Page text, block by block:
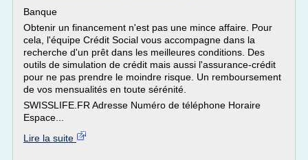
Banque
Obtenir un financement n'est pas une mince affaire. Pour
cela, l'équipe Crédit Social vous accompagne dans la
recherche d'un prêt dans les meilleures conditions. Des
outils de simulation de crédit mais aussi l'assurance-crédit
pour ne pas prendre le moindre risque. Un remboursement
de vos mensualités en toute sérénité.
SWISSLIFE.FR Adresse Numéro de téléphone Horaire
Espace...
Lire la suite